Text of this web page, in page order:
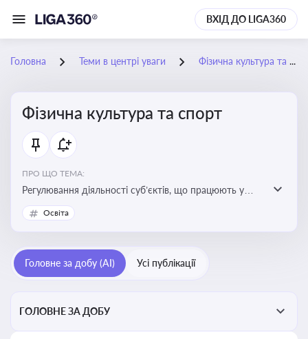
ВХІД ДО LIGA360
Головна Теми в центрі уваги Фізична культура та спорт
Фізична культура та спорт
ПРО ЩО ТЕМА:
Регулювання діяльності суб’єктів, що працюють у
сфері фізичної культури та спорту, включаючи
оздоровлення населення, професійний і аматорський
потенціалу, соціального захисту та ефективної
реалізації державної політики у цій галузі
Освіта
Головне за добу (AI) Усі публікації
ГОЛОВНЕ ЗА ДОБУ